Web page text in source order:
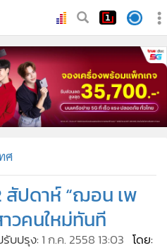
ศ
สัปดาห์ “ฌอน เพ
วคนใหม่ทันที
รับปรุง: 1 ก.ค. 2558 13:03 โดย: